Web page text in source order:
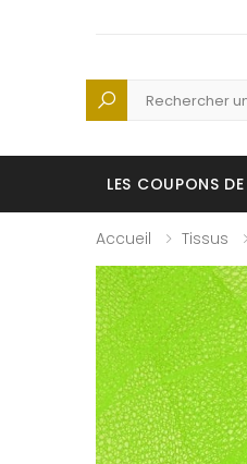
Recherche
LES COUPONS
Accueil Tissus